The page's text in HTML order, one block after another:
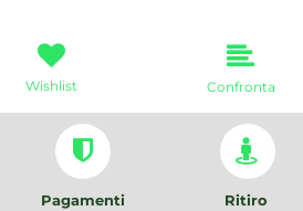
Wishlist Confronta
Pagamenti
Ritiro